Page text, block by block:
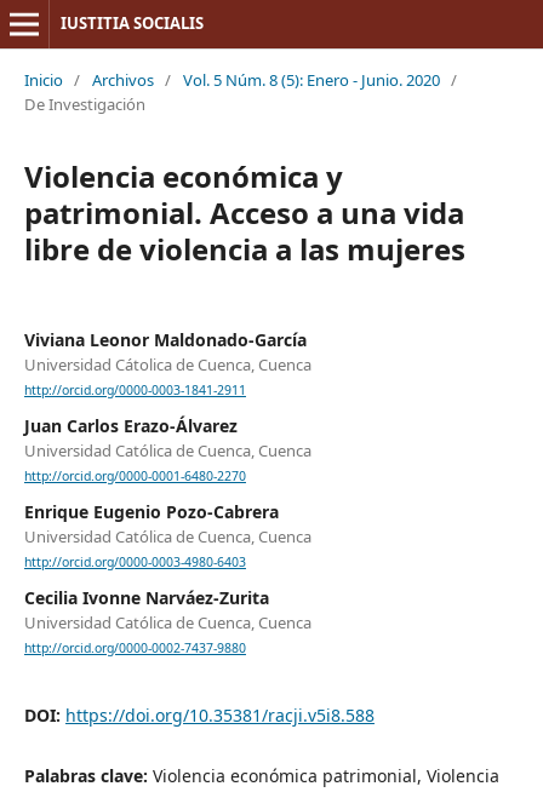
IUSTITIA SOCIALIS
Inicio / Archivos / Vol. 5 Núm. 8 (5): Enero - Junio. 2020 /
De Investigación
Violencia económica y
patrimonial. Acceso a una vida
libre de violencia a las mujeres
Viviana Leonor Maldonado-García
Universidad Cátolica de Cuenca, Cuenca
http://orcid.org/0000-0003-1841-2911
Juan Carlos Erazo-Álvarez
Universidad Católica de Cuenca, Cuenca
http://orcid.org/0000-0001-6480-2270
Enrique Eugenio Pozo-Cabrera
Universidad Católica de Cuenca, Cuenca
http://orcid.org/0000-0003-4980-6403
Cecilia Ivonne Narváez-Zurita
Universidad Católica de Cuenca, Cuenca
http://orcid.org/0000-0002-7437-9880
DOI: https://doi.org/10.35381/racji.v5i8.588
Palabras clave: Violencia económica patrimonial, Violencia